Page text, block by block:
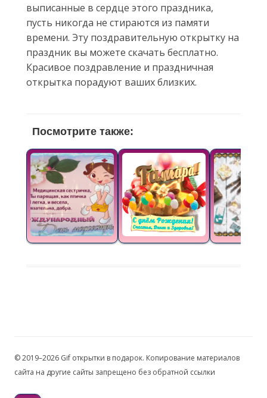
выписанные в сердце этого праздника,
пусть никогда не стираются из памяти
времени. Эту поздравительную открытку на
праздник вы можете скачать бесплатно.
Красивое поздравление и праздничная
открытка порадуют ваших близких.
Посмотрите также:
© 2019–2026 Gif открытки в подарок. Копирование материалов
сайта на другие сайты запрещено без обратной ссылки